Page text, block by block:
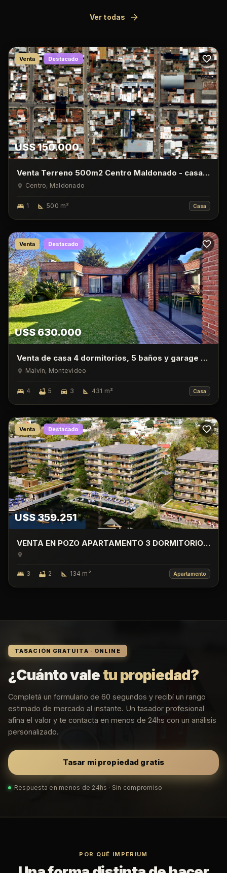
Ver todas
Venta Destacado
U$S 150.000
Venta Terreno 500m2 Centro Maldonado - casa
de 1 Dormitorio
Centro, Maldonado
1 500 m² Casa
Venta Destacado
U$S 630.000
Venta de casa 4 dormitorios, 5 baños y garage en
Malvin
Malvín, Montevideo
4 5 3 431 m² Casa
Venta Destacado
U$S 359.251
VENTA EN POZO APARTAMENTO 3 DORMITORIO
CON TERRAZA, LAGO CALCAGNO, CIUDAD DE LA
3 2 134 m² Apartamento
TASACIÓN GRATUITA · ONLINE
¿Cuánto vale tu propiedad?
Completá un formulario de 60 segundos y recibí un rango
estimado de mercado al instante. Un tasador profesional
afina el valor y te contacta en menos de 24hs con un análisis
personalizado.
Tasar mi propiedad gratis
Respuesta en menos de 24hs · Sin compromiso
POR QUÉ IMPERIUM